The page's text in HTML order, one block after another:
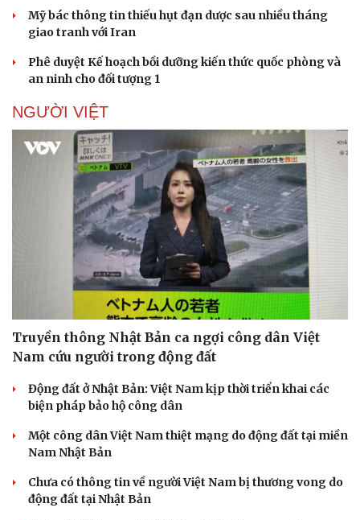
Ăn sạch sống khỏe
Mỹ bác thông tin thiếu hụt đạn dược sau nhiều tháng
giao tranh với Iran
Phê duyệt Kế hoạch bồi dưỡng kiến thức quốc phòng và
an ninh cho đối tượng 1
NGƯỜI VIỆT
Truyền thông Nhật Bản ca ngợi công dân Việt
Nam cứu người trong động đất
Động đất ở Nhật Bản: Việt Nam kịp thời triển khai các
biện pháp bảo hộ công dân
Một công dân Việt Nam thiệt mạng do động đất tại miền
Nam Nhật Bản
Chưa có thông tin về người Việt Nam bị thương vong do
động đất tại Nhật Bản